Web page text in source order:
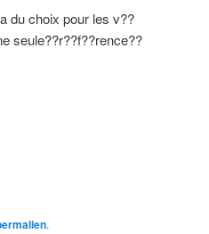
du choix pour les v??
seule??r??f??rence??
.